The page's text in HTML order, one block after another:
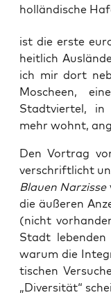
holländische
ist die ers­te
heit­lich
ich mir dort
Moscheen,
Stadt­vier­tel, in
mehr wohnt,
Den Vor­trag
ver­schrift­licht
Blau­en Nar­zis­se
die äuße­ren
(nicht
Stadt
war­um die
ti­schen
„Diver­si­tät“